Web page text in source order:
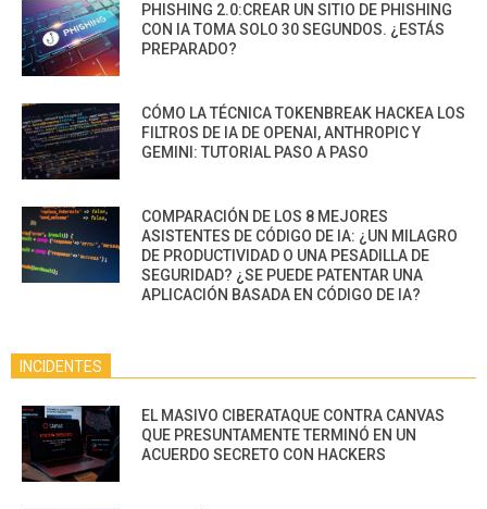
PHISHING 2.0:CREAR UN SITIO DE PHISHING
CON IA TOMA SOLO 30 SEGUNDOS. ¿ESTÁS
PREPARADO?
CÓMO LA TÉCNICA TOKENBREAK HACKEA LOS
FILTROS DE IA DE OPENAI, ANTHROPIC Y
GEMINI: TUTORIAL PASO A PASO
COMPARACIÓN DE LOS 8 MEJORES
ASISTENTES DE CÓDIGO DE IA: ¿UN MILAGRO
DE PRODUCTIVIDAD O UNA PESADILLA DE
SEGURIDAD? ¿SE PUEDE PATENTAR UNA
APLICACIÓN BASADA EN CÓDIGO DE IA?
INCIDENTES
EL MASIVO CIBERATAQUE CONTRA CANVAS
QUE PRESUNTAMENTE TERMINÓ EN UN
ACUERDO SECRETO CON HACKERS